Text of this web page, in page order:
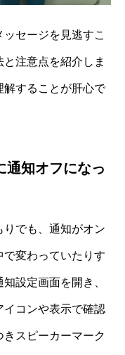
セージを見逃すこ
注意点を紹介しま
解することが肝心で
通知オフになっ
りでも、通知がオン
変わっていたりす
設定画面を開き、
イコンや表示で確認
スピーカーマーク